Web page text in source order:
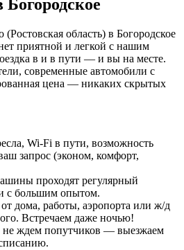
Богородское
(Ростовская область) в Богородское
приятной и легкой с нашим
в и в пути — и вы на месте.
современные автомобили с
цена — никаких скрытых
Wi-Fi в пути, возможность
запрос (эконом, комфорт,
проходят регулярный
с большим опытом.
дома, работы, аэропорта или ж/д
Встречаем даже ночью!
ждем попутчиков — выезжаем